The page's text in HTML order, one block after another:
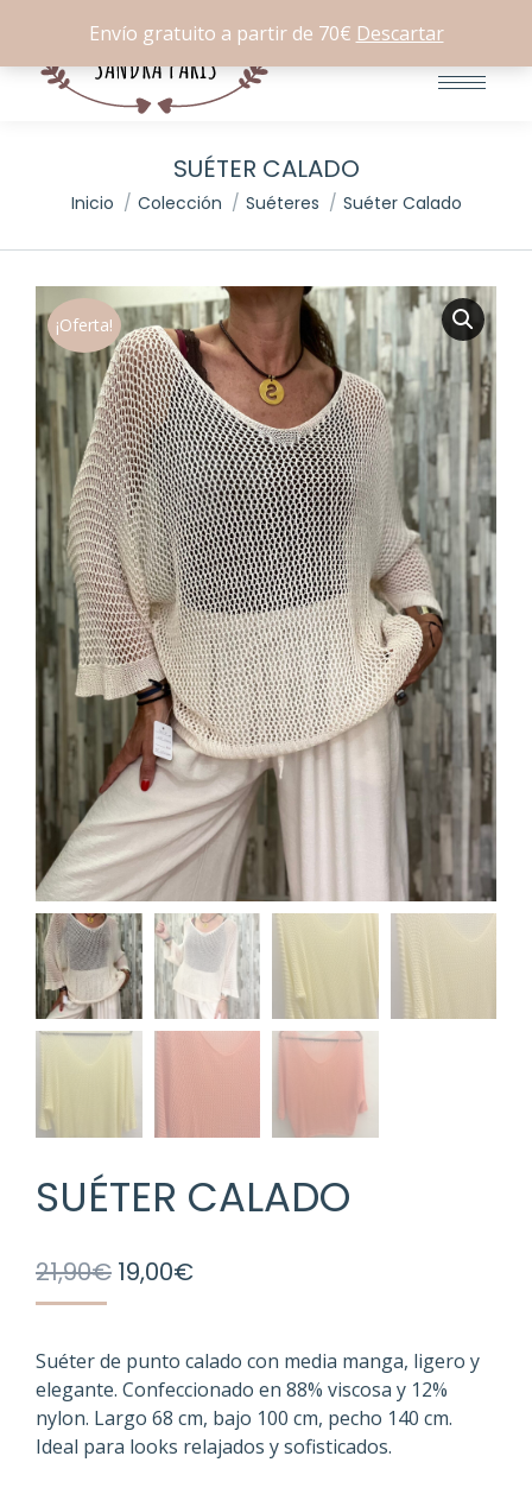
Envío gratuito a partir de 70€ Descartar
SUÉTER CALADO
Estás aquí:
Inicio Colección Suéteres Suéter Calado
¡Oferta!
SUÉTER CALADO
21,90€ El
era:
21,90€.
19,00€El
es:
19,00€.
Suéter de punto calado con media manga, ligero y
elegante. Confeccionado en 88% viscosa y 12%
nylon. Largo 68 cm, bajo 100 cm, pecho 140 cm.
Ideal para looks relajados y sofisticados.